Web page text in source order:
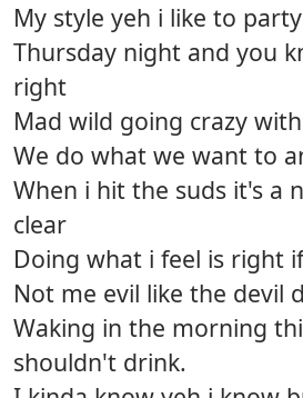
My style yeh i like to
Thursday night and you
right
Mad wild going crazy
We do what we want to
When i hit the suds it's a
clear
Doing what i feel is right
Not me evil like the devil
Waking in the morning
shouldn't drink.